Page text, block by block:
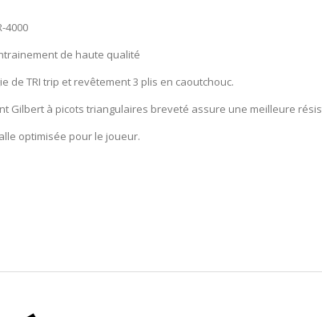
4000
de haute qualité
de TRI trip et revêtement 3 plis en caoutchouc.
Gilbert à picots triangulaires breveté assure une meilleure
optimisée pour le joueur.